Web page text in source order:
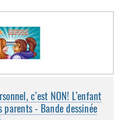
c’est NON! L’enfant
parents - Bande dessinée